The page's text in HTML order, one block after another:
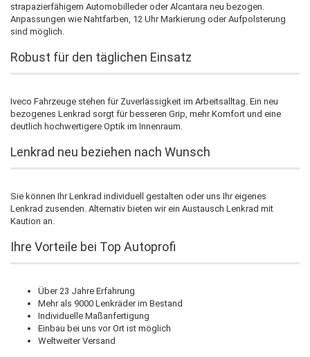
strapazierfähigem Automobilleder oder Alcantara neu bezogen.
Anpassungen wie Nahtfarben, 12 Uhr Markierung oder Aufpolsterung
sind möglich.
Robust für den täglichen Einsatz
Iveco Fahrzeuge stehen für Zuverlässigkeit im Arbeitsalltag. Ein neu
bezogenes Lenkrad sorgt für besseren Grip, mehr Komfort und eine
deutlich hochwertigere Optik im Innenraum.
Lenkrad neu beziehen nach Wunsch
Sie können Ihr Lenkrad individuell gestalten oder uns Ihr eigenes
Lenkrad zusenden. Alternativ bieten wir ein Austausch Lenkrad mit
Kaution an.
Ihre Vorteile bei Top Autoprofi
Über 23 Jahre Erfahrung
Mehr als 9000 Lenkräder im Bestand
Individuelle Maßanfertigung
Einbau bei uns vor Ort ist möglich
Weltweiter Versand